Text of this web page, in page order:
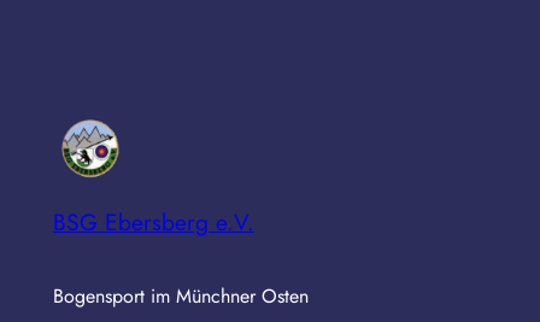
BSG Ebersberg e.V.
Bogensport im Münchner Osten